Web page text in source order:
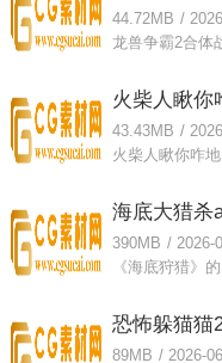
44.72MB /
火柴人瞅你
43.43MB /
海底大猎杀
390MB / 2026-
恐怖躲猫猫
89MB / 2026-